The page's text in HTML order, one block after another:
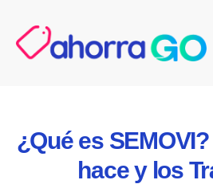
¿Qué es
hace y los